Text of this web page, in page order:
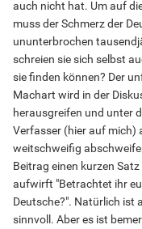
auch nicht hat. Um auf
muss der Schmerz der
ununterbrochen
schreien sie sich selbst
sie finden können? Der
Machart wird in der
herausgreifen und unter
Verfasser (hier auf mich)
weitschweifig
Beitrag einen kurzen
aufwirft "Betrachtet ihr
Deutsche?". Natürlich ist
sinnvoll. Aber es ist